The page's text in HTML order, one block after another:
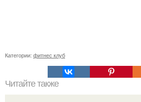
Категории: фитнес клуб
Читайте также